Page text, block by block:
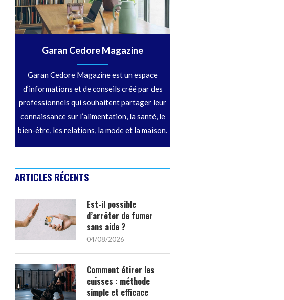
Garan Cedore Magazine
Garan Cedore Magazine est un espace
d’informations et de conseils créé par des
professionnels qui souhaitent partager leur
connaissance sur l’alimentation, la santé, le
bien-être, les relations, la mode et la maison.
ARTICLES RÉCENTS
Est-il possible
d’arrêter de fumer
sans aide ?
04/08/2026
Comment étirer les
cuisses : méthode
simple et efficace